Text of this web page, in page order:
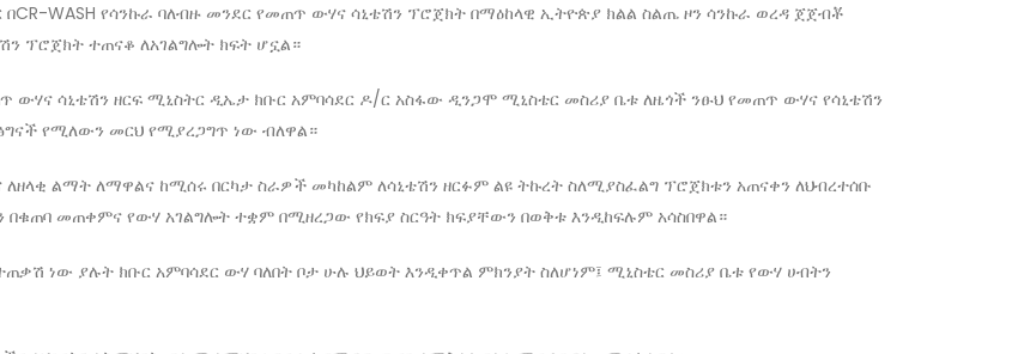
WASH የሳንኩራ ባለብዙ መንደር የመጠጥ ውሃና ሳኒቴሽን ፕሮጀክት በማዕከላዊ ኢትዮጵያ ክልል ስልጤ ዞን ሳንኩራ ወረዳ ጀጀብቾ
ፕሮጀክት ተጠናቆ ለአገልግሎት ክፍት ሆኗል።
ውሃና ሳኒቴሽን ዘርፍ ሚኒስትር ዲኤታ ክቡር አምባሳደር ዶ/ር አስፋው ዲንጋሞ ሚኒስቴር መስሪያ ቤቱ ለዜጎች ንፁህ የመጠጥ ውሃና የሳኒቴሽን
የሚለውን መርህ የሚያረጋግጥ ነው ብለዋል።
ልማት ለማዋልና ከሚሰሩ በርካታ ስራዎች መካከልም ለሳኒቴሽን ዘርፉም ልዩ ትኩረት ስለሚያስፈልግ ፕሮጀክቱን አጠናቀን ለህብረተሰቡ
በቁጠባ መጠቀምና የውሃ አገልግሎት ተቋም በሚዘረጋው የክፍያ ስርዓት ክፍያቸውን በወቅቱ እንዲከፍሉም አሳስበዋል።
ነው ያሉት ክቡር አምባሳደር ውሃ ባለበት ቦታ ሁሉ ህይወት እንዲቀጥል ምክንያት ስለሆነም፤ ሚኒስቴር መስሪያ ቤቱ የውሃ ሀብትን